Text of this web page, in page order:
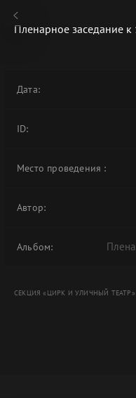
В АРХИВЕ
Пленарное заседание
Дата:
ID:
Место проведения :
Автор:
Альбом:
СЕКЦИЯ «ЦИРК И УЛИЧНЫЙ ТЕАТР»